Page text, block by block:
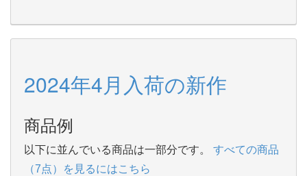
2024年4月入荷の新作
商品例
以下に並んでいる商品は一部分です。
すべての商品
（7点）を見るにはこちら